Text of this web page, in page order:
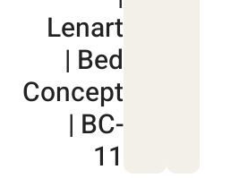
Lenart
| Bed
Concept
| BC-
11